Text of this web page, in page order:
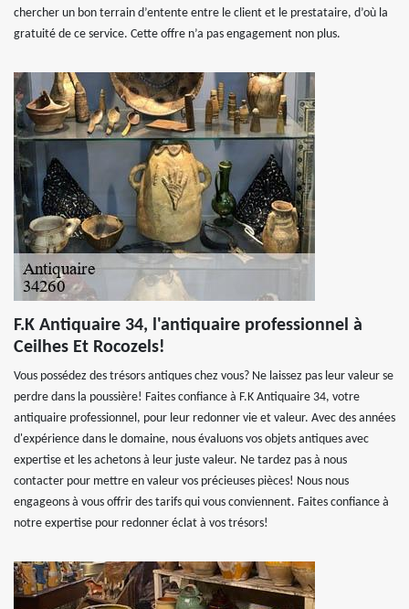
chercher un bon terrain d’entente entre le client et le prestataire, d’où la
gratuité de ce service. Cette offre n’a pas engagement non plus.
F.K Antiquaire 34, l'antiquaire professionnel à
Ceilhes Et Rocozels!
Vous possédez des trésors antiques chez vous? Ne laissez pas leur valeur se
perdre dans la poussière! Faites confiance à F.K Antiquaire 34, votre
antiquaire professionnel, pour leur redonner vie et valeur. Avec des années
d'expérience dans le domaine, nous évaluons vos objets antiques avec
expertise et les achetons à leur juste valeur. Ne tardez pas à nous
contacter pour mettre en valeur vos précieuses pièces! Nous nous
engageons à vous offrir des tarifs qui vous conviennent. Faites confiance à
notre expertise pour redonner éclat à vos trésors!